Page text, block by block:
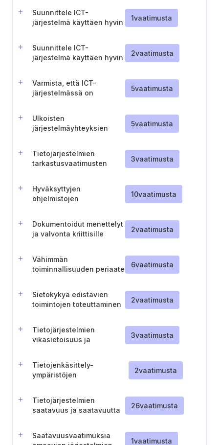
Suunnittele ICT-
järjestelmä käyttäen hyvin
1vaatimusta
Suunnittele ICT-
järjestelmä käyttäen hyvin
2vaatimusta
Varmista, että ICT-
järjestelmässä on
5vaatimusta
Ulkoisten
järjestelmäyhteyksien
5vaatimusta
Tietojärjestelmien
tarkastusvaatimusten
3vaatimusta
Hyväksyttyjen
ohjelmistojen
10vaatimusta
Dokumentoidut menettelyt
ja valvonta kriittisille
tietojärjestelmissä
2vaatimusta
Vähimmän
toiminnallisuuden periaate
6vaatimusta
Sietokykyä edistävien
toimintojen toteuttaminen
2vaatimusta
Tietojärjestelmien
vikasietoisuus ja
3vaatimusta
Tietojenkäsittely-
ympäristöjen
2vaatimusta
Tietojärjestelmien
saatavuus ja saatavuutta
26vaatimusta
Saatavuusvaatimuksia
1vaatimusta